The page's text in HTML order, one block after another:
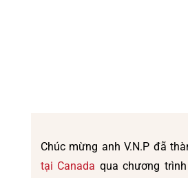
Chúc mừng anh V.N.P đã
tại Canada qua chương